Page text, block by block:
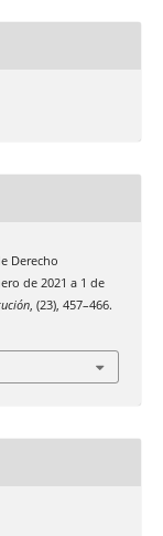
Derecho
de 2021 a 1 de
, (23), 457–466.